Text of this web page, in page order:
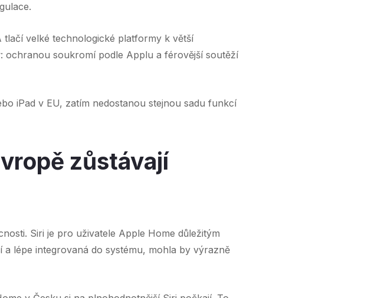
velké technologické platformy k větší
ochranou soukromí podle Applu a férovější soutěží
iPad v EU, zatím nedostanou stejnou sadu funkcí
zůstávají
Siri je pro uživatele Apple Home důležitým
lépe integrovaná do systému, mohla by výrazně